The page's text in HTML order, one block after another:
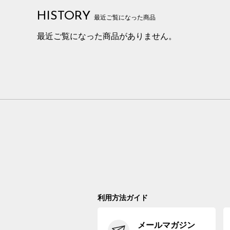
HISTORY 最近ご覧になった商品
最近ご覧になった商品がありません。
利用方法ガイド
メールマガジン